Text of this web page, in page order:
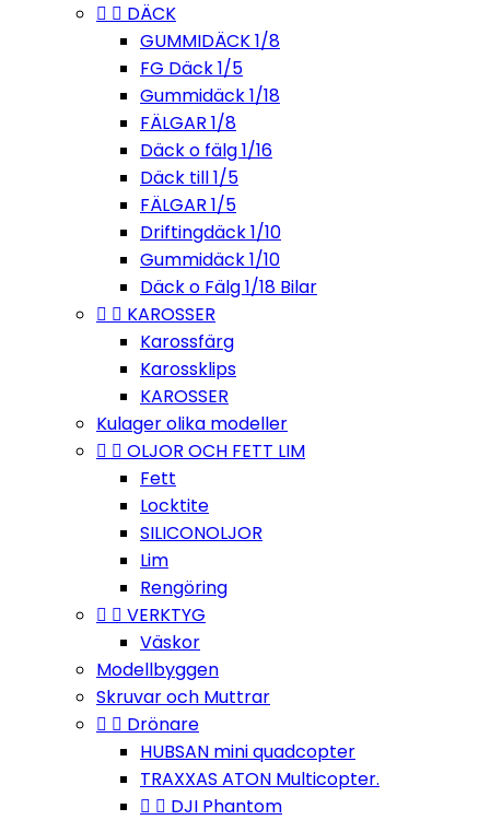
  DÄCK
GUMMIDÄCK 1/8
FG Däck 1/5
Gummidäck 1/18
FÄLGAR 1/8
Däck o fälg 1/16
Däck till 1/5
FÄLGAR 1/5
Driftingdäck 1/10
Gummidäck 1/10
Däck o Fälg 1/18 Bilar
  KAROSSER
Karossfärg
Karossklips
KAROSSER
Kulager olika modeller
  OLJOR OCH FETT LIM
Fett
Locktite
SILICONOLJOR
Lim
Rengöring
  VERKTYG
Väskor
Modellbyggen
Skruvar och Muttrar
  Drönare
HUBSAN mini quadcopter
TRAXXAS ATON Multicopter.
  DJI Phantom